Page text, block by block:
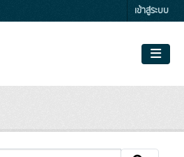
เข้าสู่ระบบ